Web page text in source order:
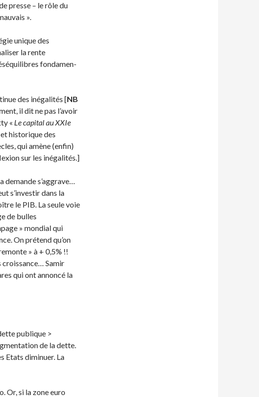
presse – le rôle du
».
unique des
la rente
fondamen­
des inégalités [NB
il dit ne pas l’avoir
« Le capital au XXIe
historique des
qui amène (enfin)
sur les inégalités.]
demande s’aggrave…
s’investir dans la
le PIB. La seule voie
de bulles
» mondial qui
On pré­tend qu’on
» à + 0,5% !!
croissance… Samir
qui ont annoncé la
publique >
de la dette.
Etats diminuer. La
Or, si la zone euro